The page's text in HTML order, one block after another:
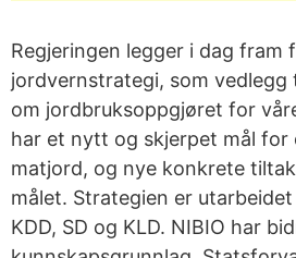
Regjeringen legger i dag
jordvernstrategi, som vedlegg
om jordbruksoppgjøret for
har et nytt og skjerpet mål for
matjord, og nye konkrete
målet. Strategien er
KDD, SD og KLD. NIBIO har